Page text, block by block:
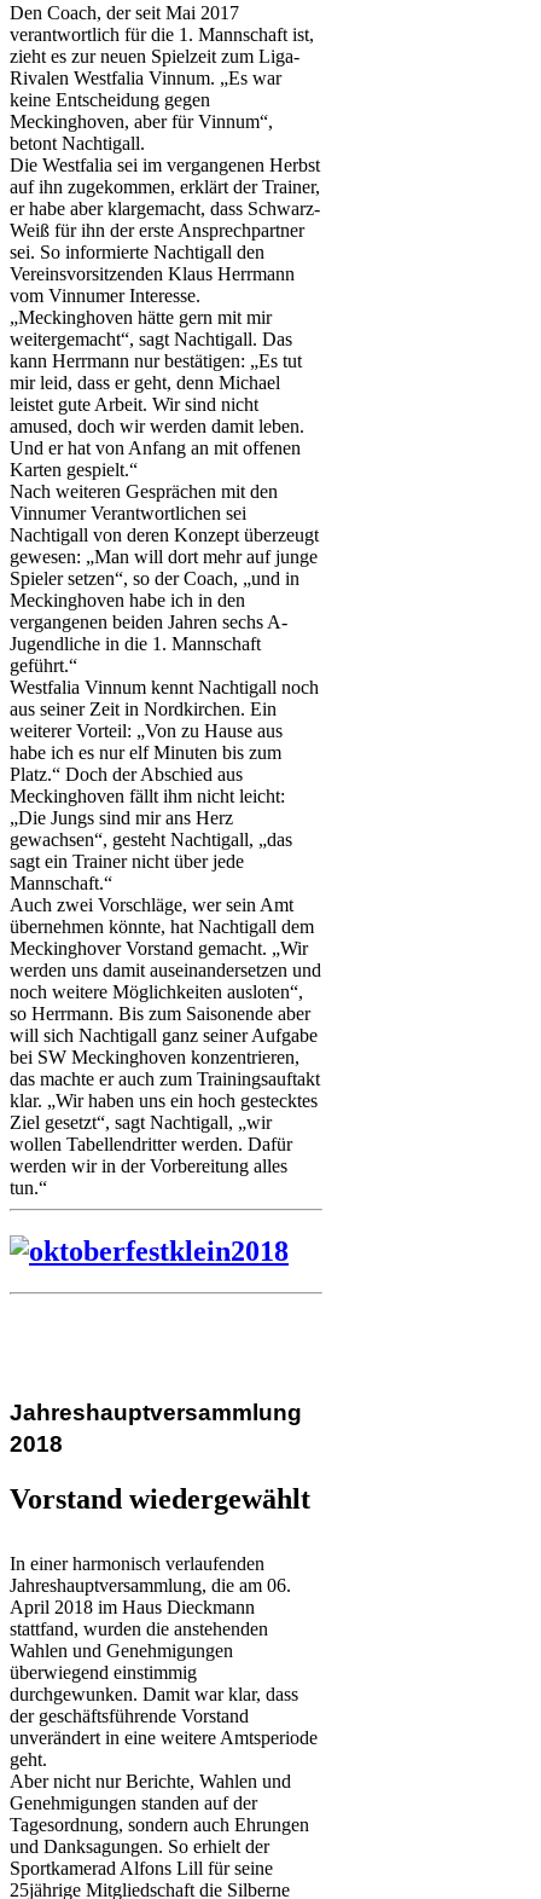
Den Coach, der seit Mai 2017
verantwortlich für die 1. Mannschaft ist,
zieht es zur neuen Spielzeit zum Liga-
Rivalen Westfalia Vinnum. „Es war
keine Entscheidung gegen
Meckinghoven, aber für Vinnum“,
betont Nachtigall.
Die Westfalia sei im vergangenen Herbst
auf ihn zugekommen, erklärt der Trainer,
er habe aber klargemacht, dass Schwarz-
Weiß für ihn der erste Ansprechpartner
sei. So informierte Nachtigall den
Vereinsvorsitzenden Klaus Herrmann
vom Vinnumer Interesse.
„Meckinghoven hätte gern mit mir
weitergemacht“, sagt Nachtigall. Das
kann Herrmann nur bestätigen: „Es tut
mir leid, dass er geht, denn Michael
leistet gute Arbeit. Wir sind nicht
amused, doch wir werden damit leben.
Und er hat von Anfang an mit offenen
Karten gespielt.“
Nach weiteren Gesprächen mit den
Vinnumer Verantwortlichen sei
Nachtigall von deren Konzept überzeugt
gewesen: „Man will dort mehr auf junge
Spieler setzen“, so der Coach, „und in
Meckinghoven habe ich in den
vergangenen beiden Jahren sechs A-
Jugendliche in die 1. Mannschaft
geführt.“
Westfalia Vinnum kennt Nachtigall noch
aus seiner Zeit in Nordkirchen. Ein
weiterer Vorteil: „Von zu Hause aus
habe ich es nur elf Minuten bis zum
Platz.“ Doch der Abschied aus
Meckinghoven fällt ihm nicht leicht:
„Die Jungs sind mir ans Herz
gewachsen“, gesteht Nachtigall, „das
sagt ein Trainer nicht über jede
Mannschaft.“
Auch zwei Vorschläge, wer sein Amt
übernehmen könnte, hat Nachtigall dem
Meckinghover Vorstand gemacht. „Wir
werden uns damit auseinandersetzen und
noch weitere Möglichkeiten ausloten“,
so Herrmann. Bis zum Saisonende aber
will sich Nachtigall ganz seiner Aufgabe
bei SW Meckinghoven konzentrieren,
das machte er auch zum Trainingsauftakt
klar. „Wir haben uns ein hoch gestecktes
Ziel gesetzt“, sagt Nachtigall, „wir
wollen Tabellendritter werden. Dafür
werden wir in der Vorbereitung alles
tun.“
Jahreshauptversammlung
2018
Vorstand wiedergewählt
In einer harmonisch verlaufenden
Jahreshauptversammlung, die am 06.
April 2018 im Haus Dieckmann
stattfand, wurden die anstehenden
Wahlen und Genehmigungen
überwiegend einstimmig
durchgewunken. Damit war klar, dass
der geschäftsführende Vorstand
unverändert in eine weitere Amtsperiode
geht.
Aber nicht nur Berichte, Wahlen und
Genehmigungen standen auf der
Tagesordnung, sondern auch Ehrungen
und Danksagungen. So erhielt der
Sportkamerad Alfons Lill für seine
25jährige Mitgliedschaft die Silberne